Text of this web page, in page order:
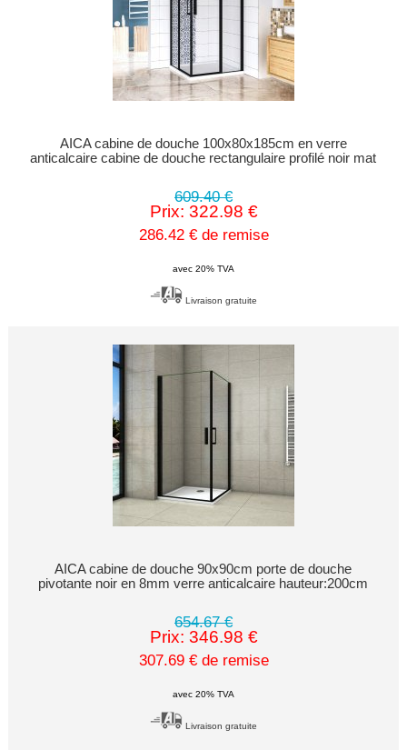
AICA cabine de douche 100x80x185cm en verre
anticalcaire cabine de douche rectangulaire profilé noir mat
609.40 €
Prix: 322.98 €
286.42 € de remise
avec 20% TVA
Livraison gratuite
AICA cabine de douche 90x90cm porte de douche
pivotante noir en 8mm verre anticalcaire hauteur:200cm
654.67 €
Prix: 346.98 €
307.69 € de remise
avec 20% TVA
Livraison gratuite